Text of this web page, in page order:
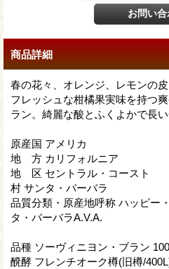
商品詳細
春の花々、オレンジ、レモンの
フレッシュな柑橘果実味を持つ
ラン。綺麗な酸とふくよかで長い
原産国 アメリカ
地 方 カリフォルニア
地 区 セントラル・コースト
村 サンタ・バーバラ
品質分類・原産地呼称 ハッピー
タ・バーバラA.V.A.
品種 ソーヴィニヨン・ブラン
醗酵 フレンチオーク樽(旧樽/